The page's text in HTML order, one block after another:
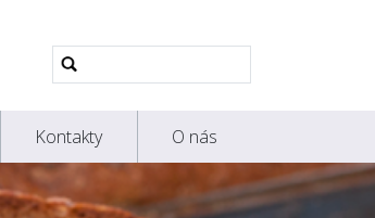
Pokročilé
vyhledávání...
Kontakty O nás